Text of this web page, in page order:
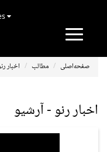
Toggle
صفحه‌اصلی مطالب اخبار
اخبار رنو - آرشیو